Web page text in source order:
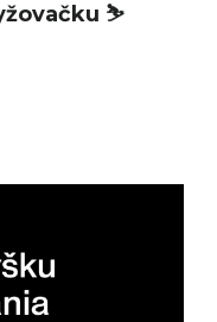
⛷️